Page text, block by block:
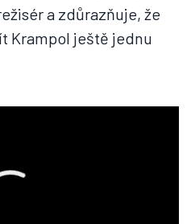
a zdůrazňuje, že
Krampol ještě jednu